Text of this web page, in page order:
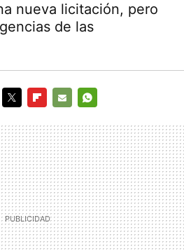
nueva licitación, pero
de las
MAIL